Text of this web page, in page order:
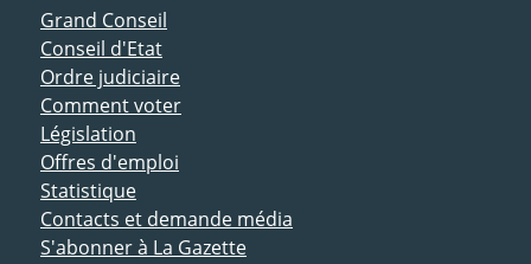
ACCÈS DIRECT
Grand Conseil
Conseil d'Etat
Ordre judiciaire
Comment voter
Législation
Offres d'emploi
Statistique
Contacts et demande média
S'abonner à La Gazette